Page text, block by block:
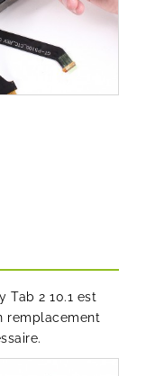
Tab 2 10.1 est
remplacement